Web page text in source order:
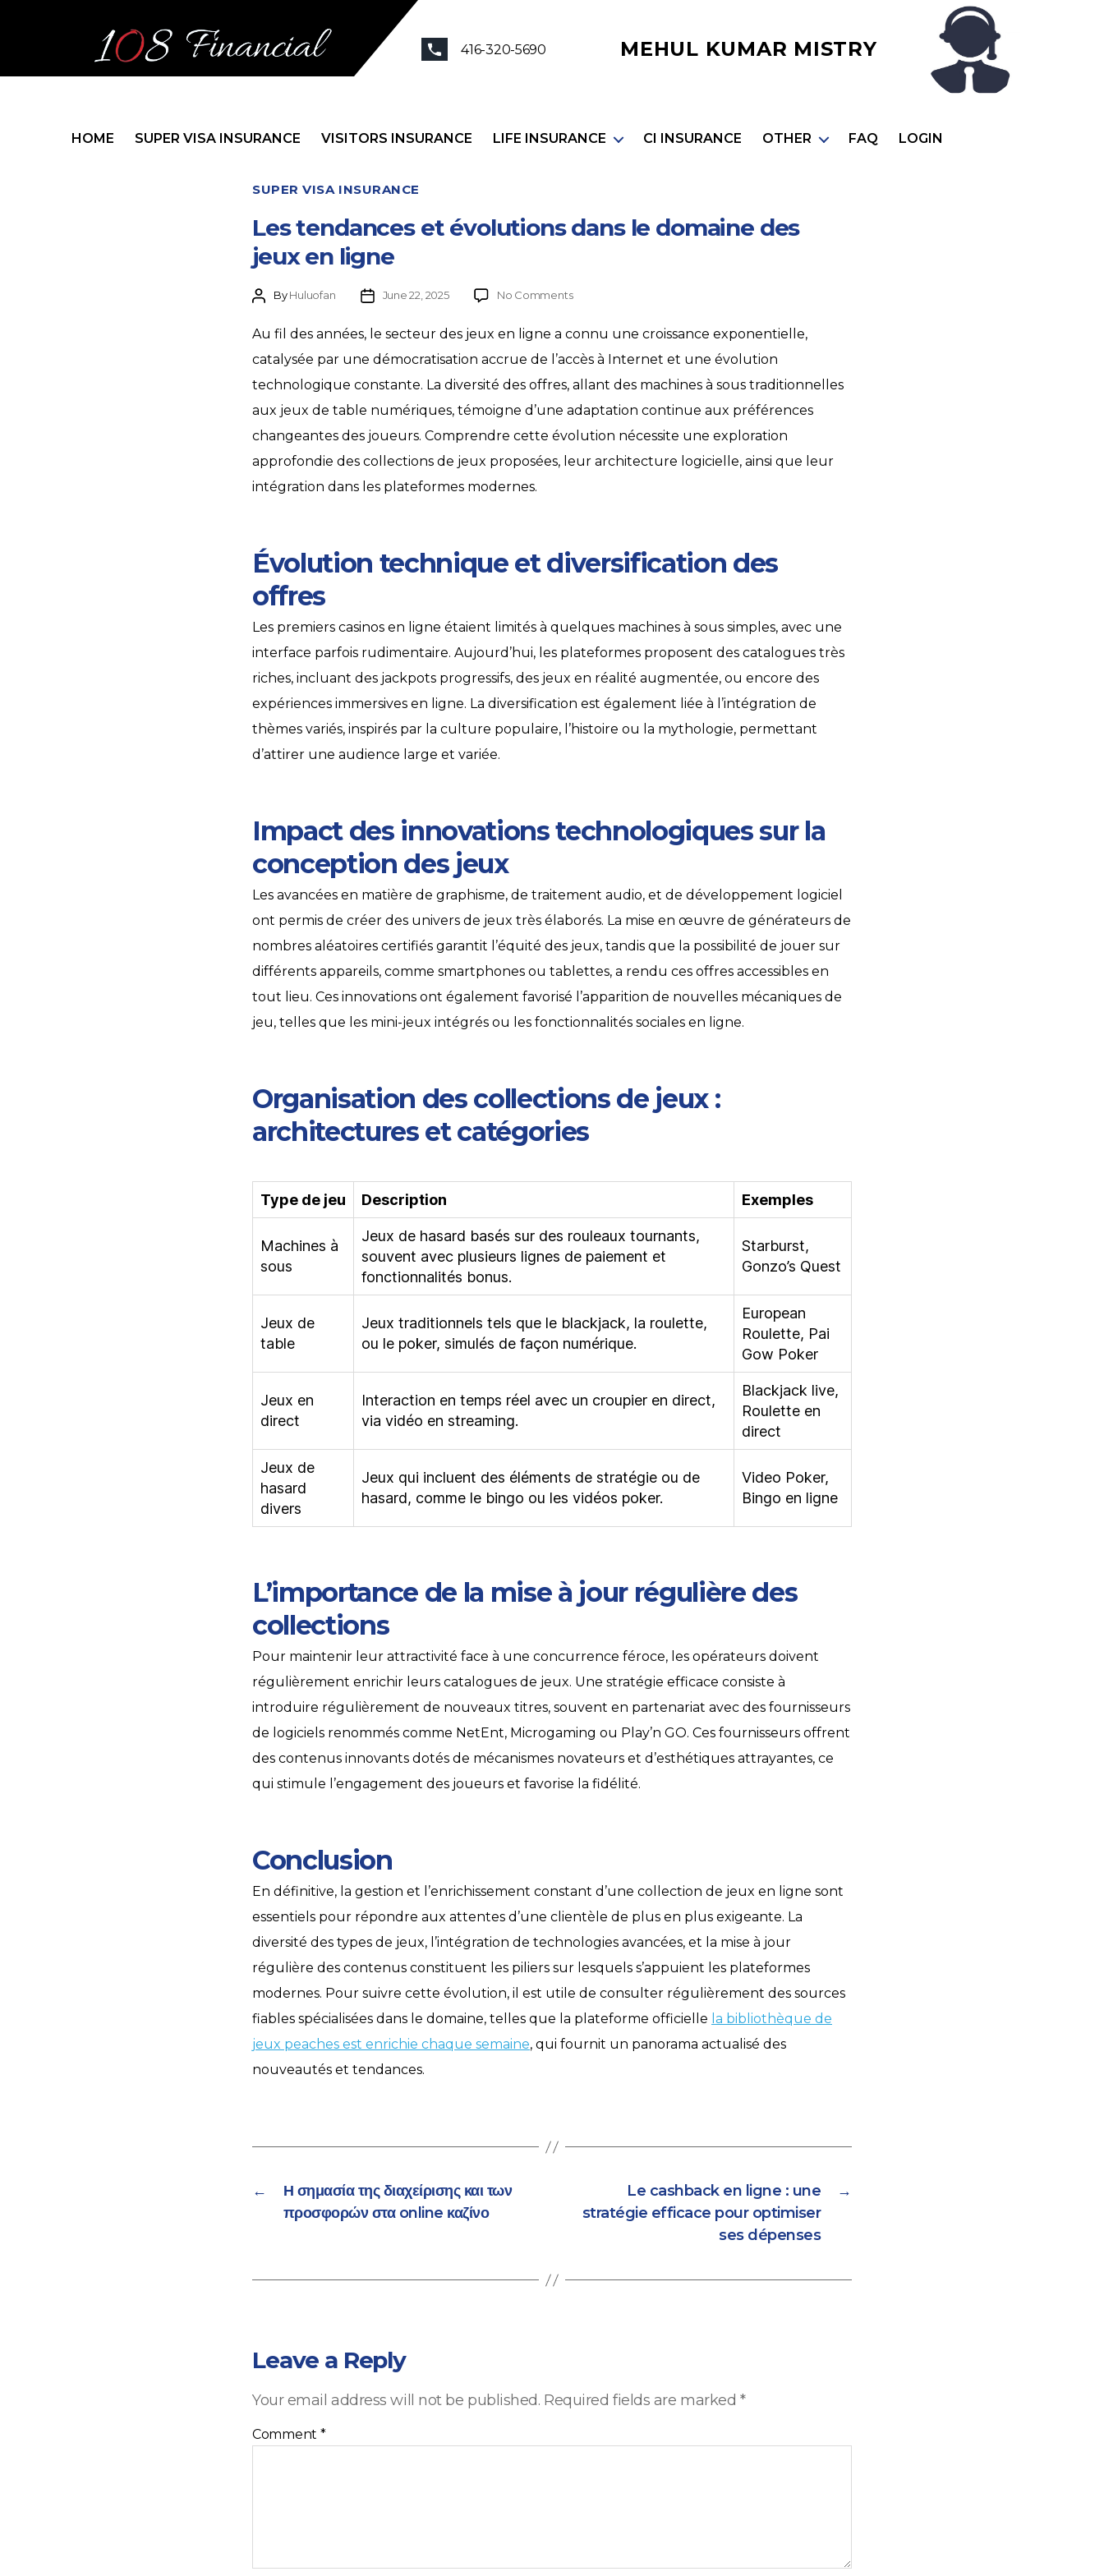
416-320-5690 MEHUL KUMAR MISTRY
HOME SUPER VISA INSURANCE VISITORS INSURANCE LIFE INSURANCE CI INSURANCE OTHER FAQ LOGIN
SUPER VISA INSURANCE
Les tendances et évolutions dans le domaine des
jeux en ligne
ByHuluofan June 22, 2025 No Comments
Au fil des années, le secteur des jeux en ligne a connu une croissance exponentielle,
catalysée par une démocratisation accrue de l’accès à Internet et une évolution
technologique constante. La diversité des offres, allant des machines à sous traditionnelles
aux jeux de table numériques, témoigne d’une adaptation continue aux préférences
changeantes des joueurs. Comprendre cette évolution nécessite une exploration
approfondie des collections de jeux proposées, leur architecture logicielle, ainsi que leur
intégration dans les plateformes modernes.
Évolution technique et diversification des
offres
Les premiers casinos en ligne étaient limités à quelques machines à sous simples, avec une
interface parfois rudimentaire. Aujourd’hui, les plateformes proposent des catalogues très
riches, incluant des jackpots progressifs, des jeux en réalité augmentée, ou encore des
expériences immersives en ligne. La diversification est également liée à l’intégration de
thèmes variés, inspirés par la culture populaire, l’histoire ou la mythologie, permettant
d’attirer une audience large et variée.
Impact des innovations technologiques sur la
conception des jeux
Les avancées en matière de graphisme, de traitement audio, et de développement logiciel
ont permis de créer des univers de jeux très élaborés. La mise en œuvre de générateurs de
nombres aléatoires certifiés garantit l’équité des jeux, tandis que la possibilité de jouer sur
différents appareils, comme smartphones ou tablettes, a rendu ces offres accessibles en
tout lieu. Ces innovations ont également favorisé l’apparition de nouvelles mécaniques de
jeu, telles que les mini-jeux intégrés ou les fonctionnalités sociales en ligne.
Organisation des collections de jeux :
architectures et catégories
Type de jeu Description Exemples
Machines à
sous
Jeux de hasard basés sur des rouleaux tournants,
souvent avec plusieurs lignes de paiement et
fonctionnalités bonus.
Starburst,
Gonzo’s Quest
Jeux de
table
Jeux traditionnels tels que le blackjack, la roulette,
ou le poker, simulés de façon numérique.
European
Roulette, Pai
Gow Poker
Jeux en
direct
Interaction en temps réel avec un croupier en direct,
via vidéo en streaming.
Blackjack live,
Roulette en
direct
Jeux de
hasard
divers
Jeux qui incluent des éléments de stratégie ou de
hasard, comme le bingo ou les vidéos poker.
Video Poker,
Bingo en ligne
L’importance de la mise à jour régulière des
collections
Pour maintenir leur attractivité face à une concurrence féroce, les opérateurs doivent
régulièrement enrichir leurs catalogues de jeux. Une stratégie efficace consiste à
introduire régulièrement de nouveaux titres, souvent en partenariat avec des fournisseurs
de logiciels renommés comme NetEnt, Microgaming ou Play’n GO. Ces fournisseurs offrent
des contenus innovants dotés de mécanismes novateurs et d’esthétiques attrayantes, ce
qui stimule l’engagement des joueurs et favorise la fidélité.
Conclusion
En définitive, la gestion et l’enrichissement constant d’une collection de jeux en ligne sont
essentiels pour répondre aux attentes d’une clientèle de plus en plus exigeante. La
diversité des types de jeux, l’intégration de technologies avancées, et la mise à jour
régulière des contenus constituent les piliers sur lesquels s’appuient les plateformes
modernes. Pour suivre cette évolution, il est utile de consulter régulièrement des sources
fiables spécialisées dans le domaine, telles que la plateforme officielle la bibliothèque de
jeux peaches est enrichie chaque semaine, qui fournit un panorama actualisé des
nouveautés et tendances.
←
Η σημασία της διαχείρισης και των
προσφορών στα online καζίνο
→
Le cashback en ligne : une
stratégie efficace pour optimiser
ses dépenses
Leave a Reply
Your email address will not be published. Required fields are marked *
Comment *